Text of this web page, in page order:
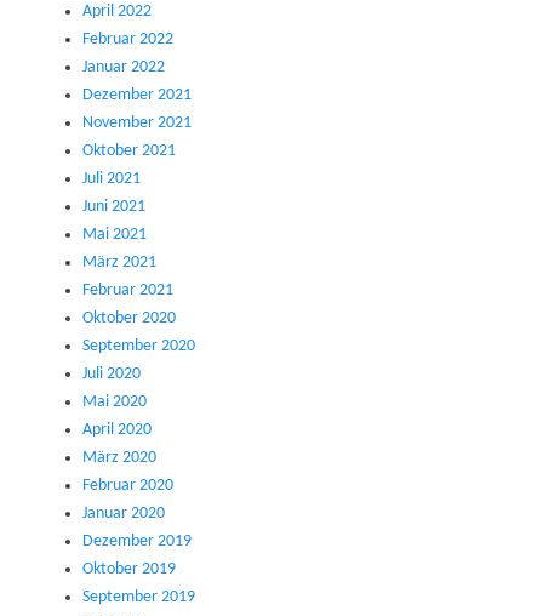
April 2022
Februar 2022
Januar 2022
Dezember 2021
November 2021
Oktober 2021
Juli 2021
Juni 2021
Mai 2021
März 2021
Februar 2021
Oktober 2020
September 2020
Juli 2020
Mai 2020
April 2020
März 2020
Februar 2020
Januar 2020
Dezember 2019
Oktober 2019
September 2019